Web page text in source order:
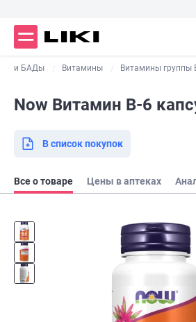
и БАДы Витамины Витамины группы
Now Витамин В-6
В список покупок
Все о товаре Цены в аптеках